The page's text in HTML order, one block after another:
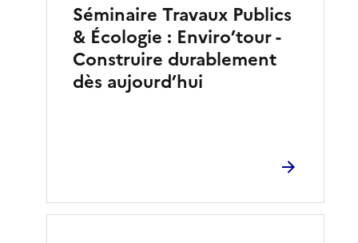
Séminaire Travaux Publics
& Écologie : Enviro’tour -
Construire durablement
dès aujourd’hui